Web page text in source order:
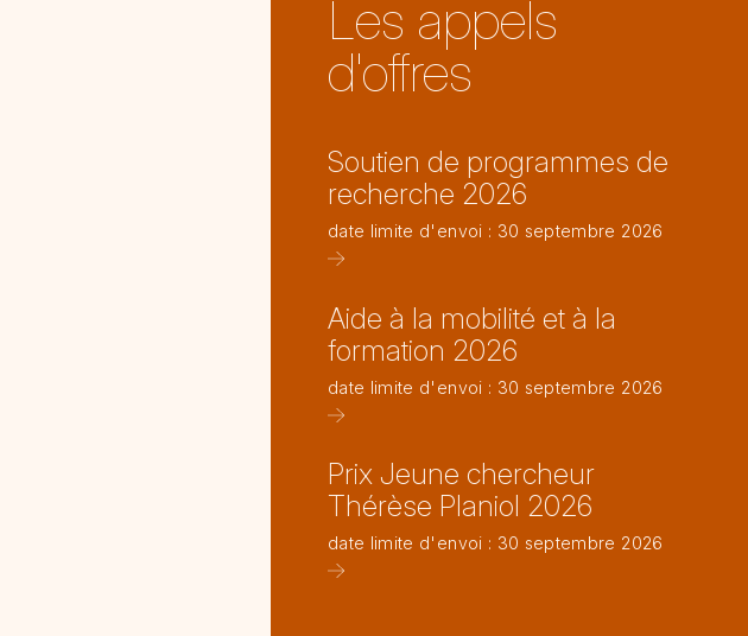
Les appels
d'offres
Soutien de programmes de
recherche 2026
date limite d'envoi : 30 septembre 2026
Aide à la mobilité et à la
formation 2026
date limite d'envoi : 30 septembre 2026
Prix Jeune chercheur
Thérèse Planiol 2026
date limite d'envoi : 30 septembre 2026